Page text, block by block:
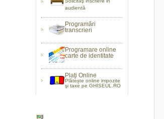
audientă
Programări
transcrieri
Programare online
carte de identitate
Plaţi Online
Plătește online impozite
şi taxe pe GHISEUL.RO